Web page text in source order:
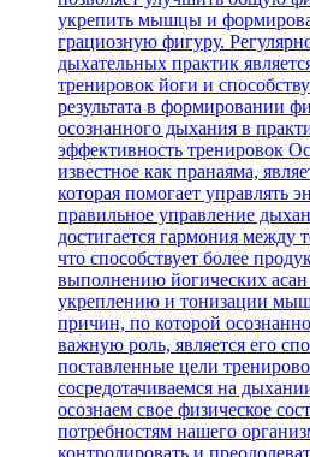
укрепить мышцы и
грациозную фигуру.
дыхательных практик
тренировок йоги и
результата в формировании
осознанного дыхания в
эффективность тренировок
известное как пранаяма,
которая помогает управлять
правильное управление
достигается гармония между
что способствует более
выполнению йогических
укреплению и тонизации
причин, по которой
важную роль, является его
поставленные цели
сосредотачиваемся на
осознаем свое физическое
потребностям нашего
контролировать и